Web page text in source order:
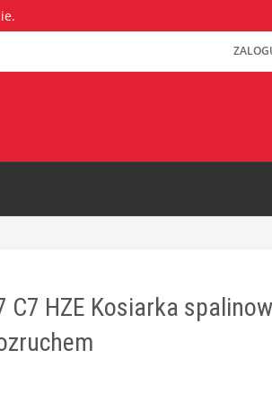
C7 HZE Kosiarka